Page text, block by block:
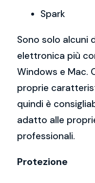
Spark
Sono solo alcuni
elettronica più
Windows e Mac.
proprie
quindi è
adatto alle
professionali.
Protezione